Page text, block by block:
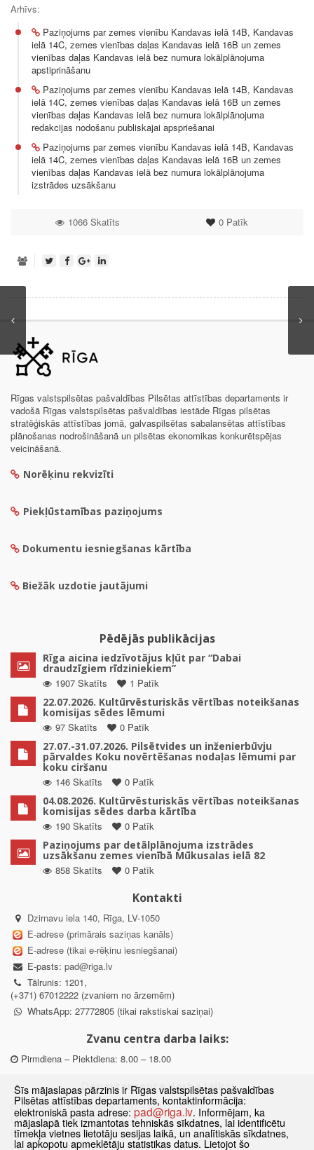
Arhīvs:
Paziņojums par zemes vienību Kandavas ielā 14B, Kandavas
ielā 14C, zemes vienības daļas Kandavas ielā 16B un zemes
vienības daļas Kandavas ielā bez numura lokālplānojuma
apstiprināšanu
Paziņojums par zemes vienību Kandavas ielā 14B, Kandavas
ielā 14C, zemes vienības daļas Kandavas ielā 16B un zemes
vienības daļas Kandavas ielā bez numura lokālplānojuma
redakcijas nodošanu publiskajai apspriešanai
Paziņojums par zemes vienību Kandavas ielā 14B, Kandavas
ielā 14C, zemes vienības daļas Kandavas ielā 16B un zemes
vienības daļas Kandavas ielā bez numura lokālplānojuma
izstrādes uzsākšanu
0Patīk
1066 Skatīts
Rīgas valstspilsētas pašvaldības Pilsētas attīstības departaments ir
vadošā Rīgas valstspilsētas pašvaldības iestāde Rīgas pilsētas
stratēģiskās attīstības jomā, galvaspilsētas sabalansētas attīstības
plānošanas nodrošināšanā un pilsētas ekonomikas konkurētspējas
veicināšanā.
Norēķinu rekvizīti
Piekļūstamības paziņojums
Dokumentu iesniegšanas kārtība
Biežāk uzdotie jautājumi
Pēdējās publikācijas
Rīga aicina iedzīvotājus kļūt par “Dabai
draudzīgiem rīdziniekiem”
1907 Skatīts
1 Patīk
22.07.2026. Kultūrvēsturiskās vērtības noteikšanas
komisijas sēdes lēmumi
97 Skatīts
0 Patīk
27.07.-31.07.2026. Pilsētvides un inženierbūvju
pārvaldes Koku novērtēšanas nodaļas lēmumi par
koku ciršanu
146 Skatīts
0 Patīk
04.08.2026. Kultūrvēsturiskās vērtības noteikšanas
komisijas sēdes darba kārtība
190 Skatīts
0 Patīk
Paziņojums par detālplānojuma izstrādes
uzsākšanu zemes vienībā Mūkusalas ielā 82
858 Skatīts
0 Patīk
Kontakti
Dzirnavu iela 140, Rīga, LV-1050
E-adrese (primārais saziņas kanāls)
E-adrese (tikai e-rēķinu iesniegšanai)
E-pasts: pad@riga.lv
Tālrunis: 1201,
(+371) 67012222 (zvaniem no ārzemēm)
WhatsApp: 27772805 (tikai rakstiskai saziņai)
Zvanu centra darba laiks:
Pirmdiena – Piektdiena: 8.00 – 18.00
Departamenta darba laiks:
Pirmdiena, Ceturtdiena: 8.30 – 18.00
Otrdiena, Trešdiena: 8.30 – 17.00
Piektdiena: 8.30 – 15.00
Šīs mājaslapas pārzinis ir Rīgas valstspilsētas pašvaldības
Pilsētas attīstības departaments, kontaktinformācija:
elektroniskā pasta adrese: pad@riga.lv. Informējam, ka
mājaslapā tiek izmantotas tehniskās sīkdatnes, lai identificētu
tīmekļa vietnes lietotāju sesijas laikā, un analītiskās sīkdatnes,
lai apkopotu apmeklētāju statistikas datus. Lietojot šo